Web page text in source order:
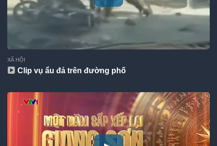
XÃ HỘI
Clip vụ ẩu đả trên đường phố